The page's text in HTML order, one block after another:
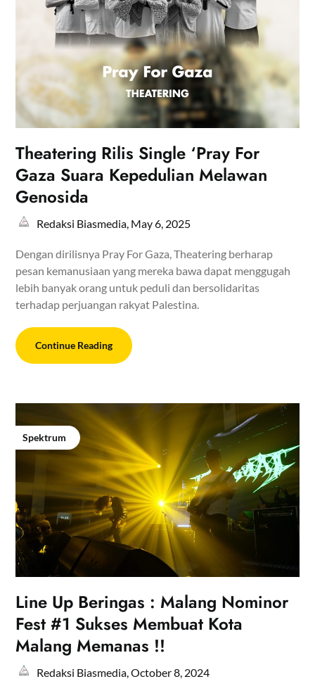
Theatering Rilis Single ‘Pray For
Gaza Suara Kepedulian Melawan
Genosida
Redaksi Biasmedia, May 6, 2025
Dengan dirilisnya Pray For Gaza, Theatering berharap
pesan kemanusiaan yang mereka bawa dapat menggugah
lebih banyak orang untuk peduli dan bersolidaritas
terhadap perjuangan rakyat Palestina.
Continue Reading
Spektrum
Line Up Beringas : Malang Nominor
Fest #1 Sukses Membuat Kota
Malang Memanas !!
Redaksi Biasmedia,October 8, 2024